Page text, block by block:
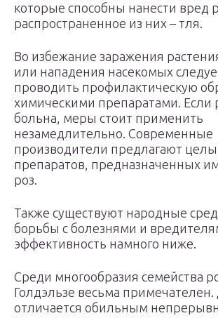
которые способны нанести вред
распространенное из них – тля.
Во избежание заражения
или нападения насекомых
проводить профилактическую
химическими препаратами. Если
больна, меры стоит применить
незамедлительно. Современные
производители предлагают
препаратов, предназначенных
роз.
Также существуют народные
борьбы с болезнями и
эффективность намного ниже.
Среди многообразия семейства
Голдэльзе весьма
отличается обильным